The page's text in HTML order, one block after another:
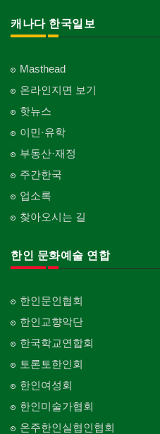
캐나다 한국일보
Masthead
온라인지면 보기
핫뉴스
이민·유학
부동산·재정
주간한국
업소록
찾아오시는 길
한인 문화예술 연합
한인문인협회
한인교향악단
한국학교연합회
토론토한인회
한인여성회
한인미술가협회
온주한인실협인협회